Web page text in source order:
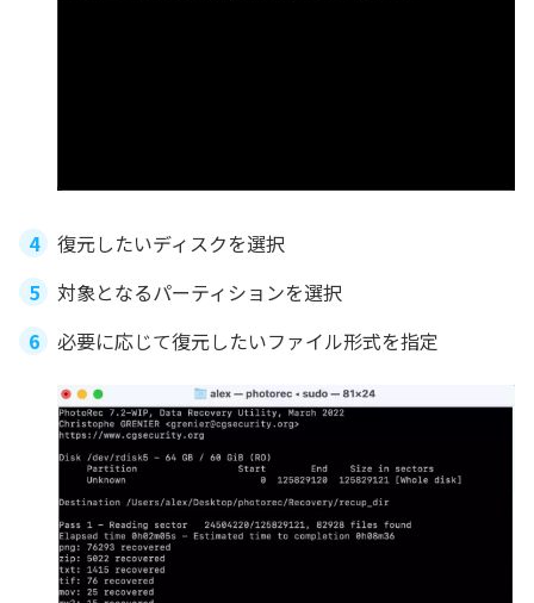
復元したいディスクを選択
対象となるパーティションを選択
必要に応じて復元したいファイル形式を指定